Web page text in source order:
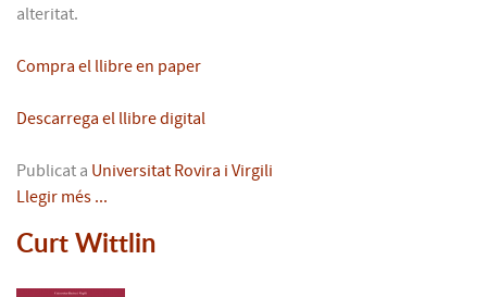
alteritat.
Compra el llibre en paper
Descarrega el llibre digital
Publicat a Universitat Rovira i Virgili
Llegir més ...
Curt Wittlin